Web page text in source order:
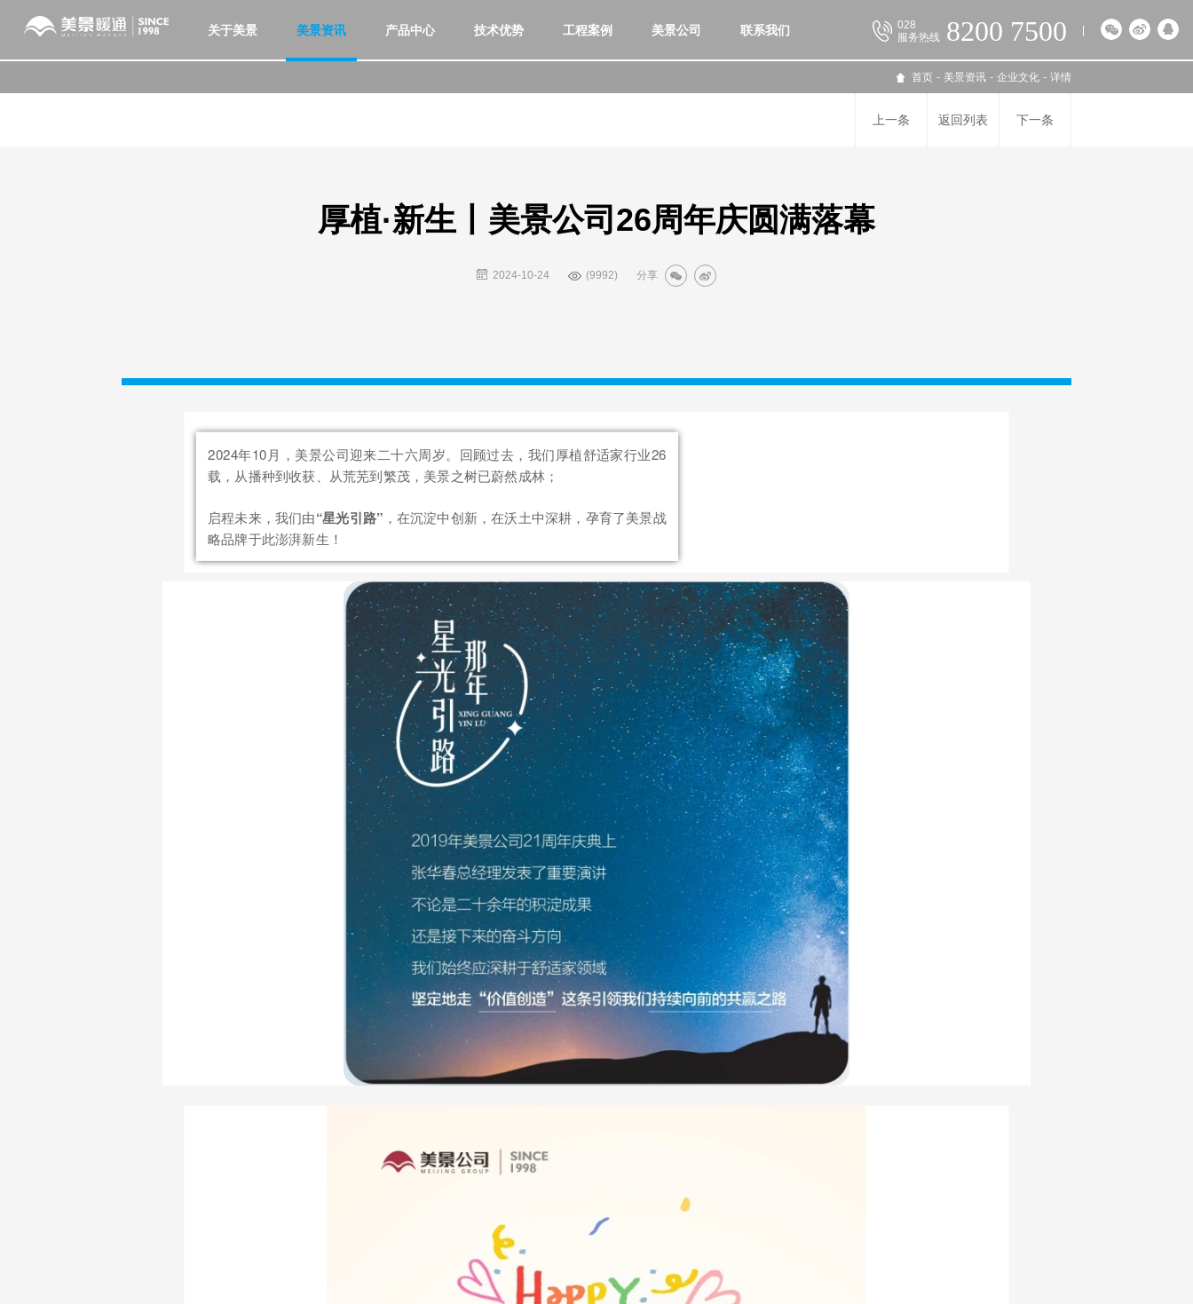
关于美景 美景资讯 产品中心 技术优势 工程案例 美景公司 联系我们
028
服务热线 8200 7500
首页 - 美景资讯 - 企业文化 - 详情
上一条 返回列表 下一条
厚植·新生丨美景公司26周年庆圆满落幕
2024-10-24 (9992) 分享
2024年10月，美景公司迎来二十六周岁。回顾过去，我们厚植舒适家行业26
载，从播种到收获、从荒芜到繁茂，美景之树已蔚然成林；
启程未来，我们由“星光引路” ，在沉淀中创新，在沃土中深耕，孕育了美景战
略品牌于此澎湃新生！